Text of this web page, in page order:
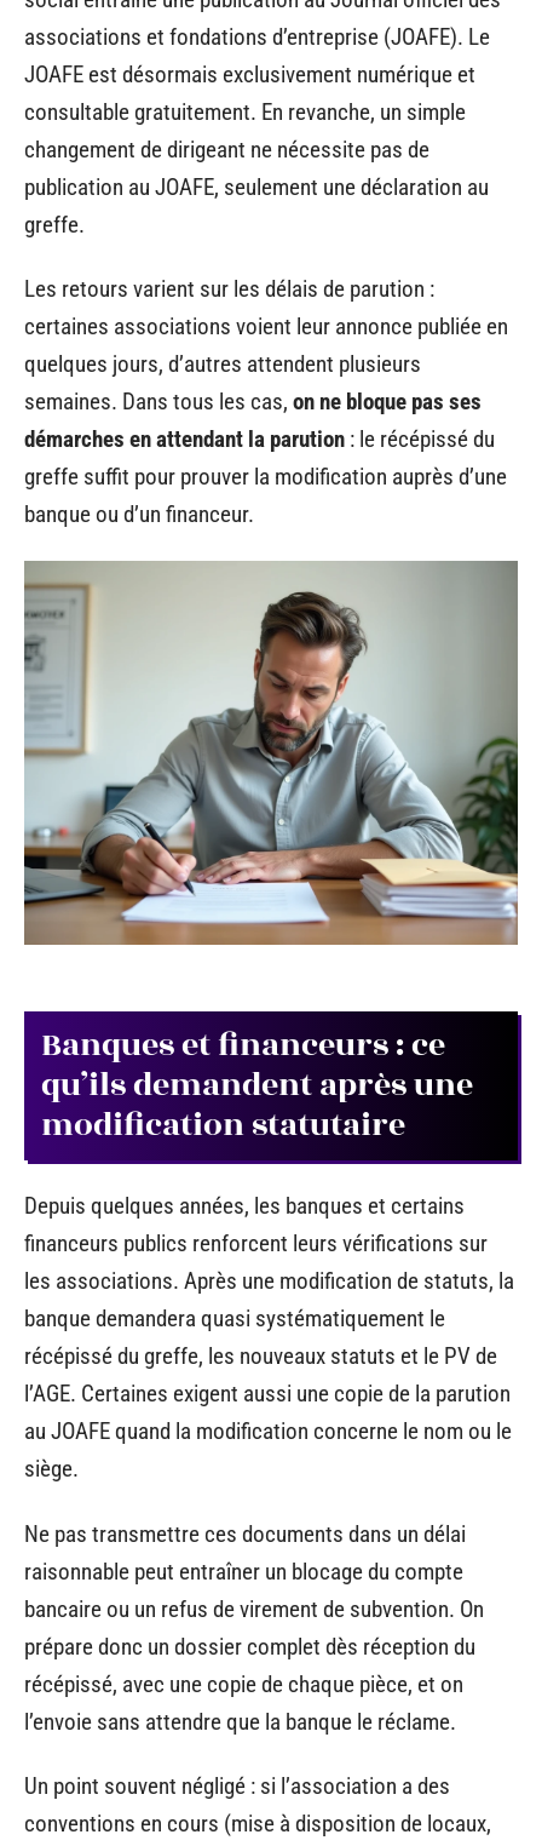
associations et fondations d’entreprise (JOAFE). Le
JOAFE est désormais exclusivement numérique et
consultable gratuitement. En revanche, un simple
changement de dirigeant ne nécessite pas de
publication au JOAFE, seulement une déclaration au
greffe.
Les retours varient sur les délais de parution :
certaines associations voient leur annonce publiée en
quelques jours, d’autres attendent plusieurs
semaines. Dans tous les cas, on ne bloque pas ses
démarches en attendant la parution : le récépissé du
greffe suffit pour prouver la modification auprès d’une
banque ou d’un financeur.
Banques et financeurs : ce
qu’ils demandent après une
modification statutaire
Depuis quelques années, les banques et certains
financeurs publics renforcent leurs vérifications sur
les associations. Après une modification de statuts, la
banque demandera quasi systématiquement le
récépissé du greffe, les nouveaux statuts et le PV de
l’AGE. Certaines exigent aussi une copie de la parution
au JOAFE quand la modification concerne le nom ou le
siège.
Ne pas transmettre ces documents dans un délai
raisonnable peut entraîner un blocage du compte
bancaire ou un refus de virement de subvention. On
prépare donc un dossier complet dès réception du
récépissé, avec une copie de chaque pièce, et on
l’envoie sans attendre que la banque le réclame.
Un point souvent négligé : si l’association a des
conventions en cours (mise à disposition de locaux,